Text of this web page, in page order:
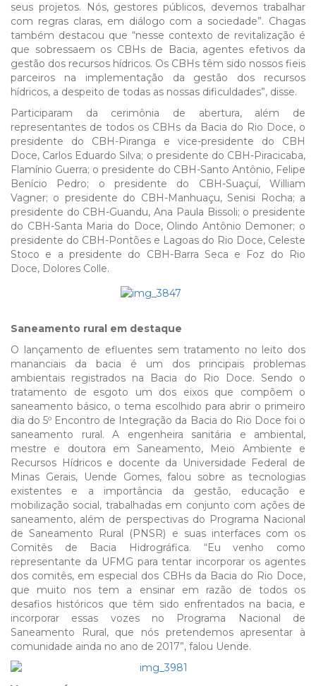
seus projetos. Nós, gestores públicos, devemos trabalhar
com regras claras, em diálogo com a sociedade”. Chagas
também destacou que “nesse contexto de revitalização é
que sobressaem os CBHs de Bacia, agentes efetivos da
gestão dos recursos hídricos. Os CBHs têm sido nossos fieis
parceiros na implementação da gestão dos recursos
hídricos, a despeito de todas as nossas dificuldades”, disse.
Participaram da cerimônia de abertura, além de
representantes de todos os CBHs da Bacia do Rio Doce, o
presidente do CBH-Piranga e vice-presidente do CBH
Doce, Carlos Eduardo Silva; o presidente do CBH-Piracicaba,
Flamínio Guerra; o presidente do CBH-Santo Antônio, Felipe
Benício Pedro; o presidente do CBH-Suaçuí, William
Vagner; o presidente do CBH-Manhuaçu, Senisi Rocha; a
presidente do CBH-Guandu, Ana Paula Bissoli; o presidente
do CBH-Santa Maria do Doce, Olindo Antônio Demoner; o
presidente do CBH-Pontões e Lagoas do Rio Doce, Celeste
Stoco e a presidente do CBH-Barra Seca e Foz do Rio
Doce, Dolores Colle.
Saneamento rural em destaque
O lançamento de efluentes sem tratamento no leito dos
mananciais da bacia é um dos principais problemas
ambientais registrados na Bacia do Rio Doce. Sendo o
tratamento de esgoto um dos eixos que compõem o
saneamento básico, o tema escolhido para abrir o primeiro
dia do 5º Encontro de Integração da Bacia do Rio Doce foi o
saneamento rural. A engenheira sanitária e ambiental,
mestre e doutora em Saneamento, Meio Ambiente e
Recursos Hídricos e docente da Universidade Federal de
Minas Gerais, Uende Gomes, falou sobre as tecnologias
existentes e a importância da gestão, educação e
mobilização social, trabalhadas em conjunto com ações de
saneamento, além de perspectivas do Programa Nacional
de Saneamento Rural (PNSR) e suas interfaces com os
Comitês de Bacia Hidrográfica. “Eu venho como
representante da UFMG para tentar incorporar os agentes
dos comitês, em especial dos CBHs da Bacia do Rio Doce,
que muito nos tem a ensinar em razão de todos os
desafios históricos que têm sido enfrentados na bacia, e
incorporar essas vozes no Programa Nacional de
Saneamento Rural, que nós pretendemos apresentar à
comunidade ainda no ano de 2017”, falou Uende.